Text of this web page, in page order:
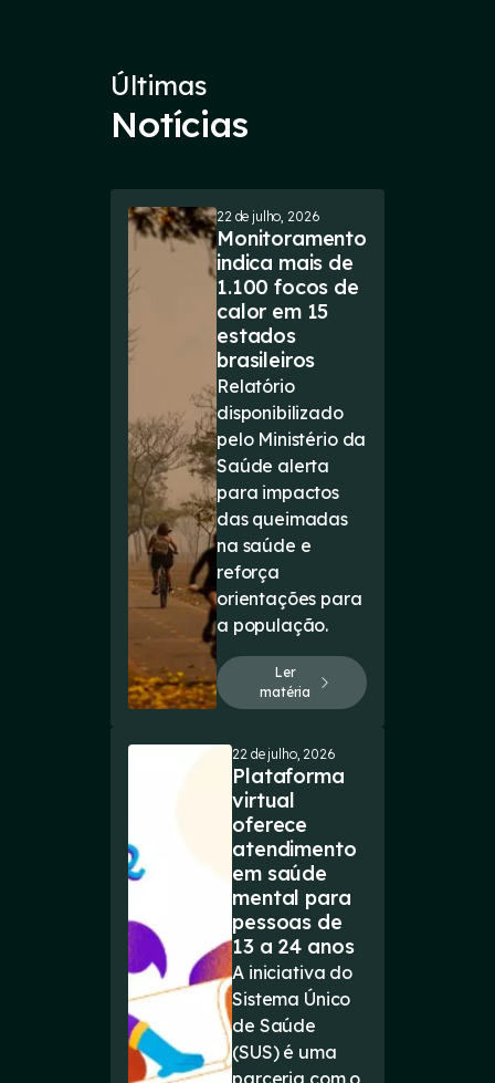
Últimas
Notícias
22 de julho, 2026
Monitoramento
indica mais de
1.100 focos de
calor em 15
estados
brasileiros
Relatório
disponibilizado
pelo Ministério da
Saúde alerta
para impactos
das queimadas
na saúde e
reforça
orientações para
a população.
Ler
matéria
22 de julho, 2026
Plataforma
virtual
oferece
atendimento
em saúde
mental para
pessoas de
13 a 24 anos
A iniciativa do
Sistema Único
de Saúde
(SUS) é uma
parceria com o